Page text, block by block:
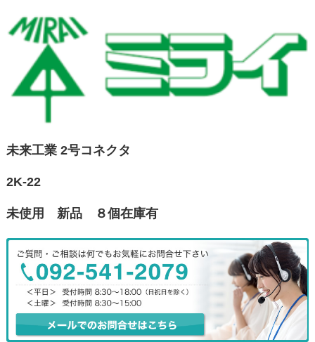
未来工業 2号コネクタ
2K-22
未使用 新品 ８個在庫有